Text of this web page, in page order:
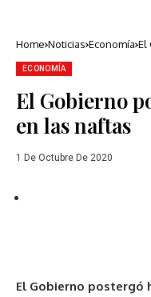
Home Noticias Economía El
ECONOMÍA
El Gobierno
en las naftas
1 De Octubre De 2020
El Gobierno postergó